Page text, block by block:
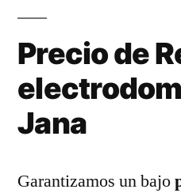
Precio de
Jana
Garantizamos un bajo